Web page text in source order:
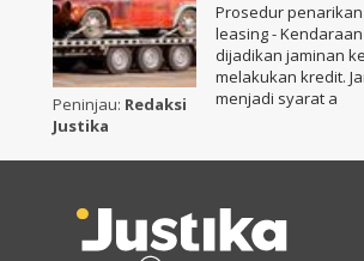
Peninjau: Redaksi
Justika
Prosedur
leasing -
dijadikan jaminan
melakukan kredit.
menjadi syarat a